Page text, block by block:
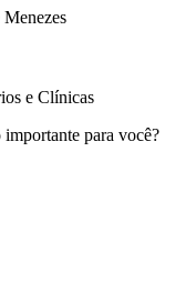
e Clínicas
para você?